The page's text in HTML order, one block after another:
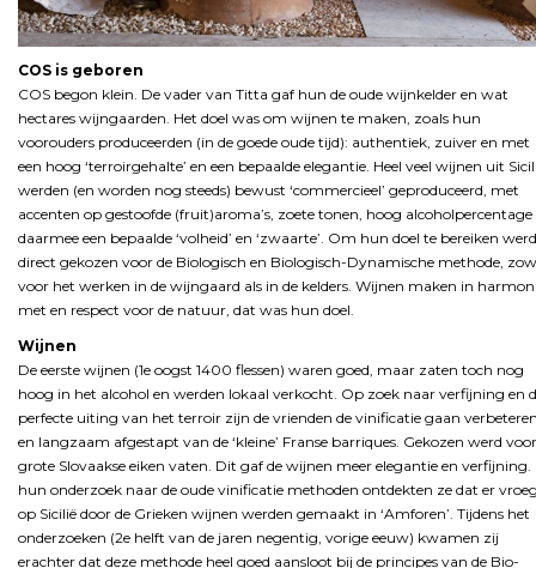
COS is geboren
COS begon klein. De vader van Titta gaf hun de oude wijnkelder en wat
hectares wijngaarden. Het doel was om wijnen te maken, zoals hun
voorouders produceerden (in de goede oude tijd): authentiek, zuiver en met
een hoog ‘terroirgehalte’ en een bepaalde elegantie. Heel veel wijnen uit
werden (en worden nog steeds) bewust ‘commercieel’ geproduceerd, met
accenten op gestoofde (fruit)aroma’s, zoete tonen, hoog alcoholpercentage
daarmee een bepaalde ‘volheid’ en ‘zwaarte’. Om hun doel te bereiken werd
direct gekozen voor de Biologisch en Biologisch-Dynamische methode,
voor het werken in de wijngaard als in de kelders. Wijnen maken in
met en respect voor de natuur, dat was hun doel.
Wijnen
De eerste wijnen (1e oogst 1400 flessen) waren goed, maar zaten toch nog
hoog in het alcohol en werden lokaal verkocht. Op zoek naar verfijning en
perfecte uiting van het terroir zijn de vrienden de vinificatie gaan
en langzaam afgestapt van de ‘kleine’ Franse barriques. Gekozen werd voor
grote Slovaakse eiken vaten. Dit gaf de wijnen meer elegantie en verfijning.
hun onderzoek naar de oude vinificatie methoden ontdekten ze dat er
op Sicilië door de Grieken wijnen werden gemaakt in ‘Amforen’. Tijdens het
onderzoeken (2e helft van de jaren negentig, vorige eeuw) kwamen zij
erachter dat deze methode heel goed aansloot bij de principes van de Bio-